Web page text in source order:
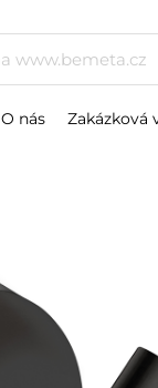
O nás Zakázková